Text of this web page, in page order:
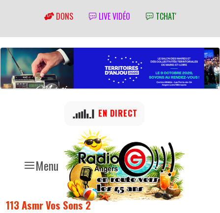
DONS LIVE VIDÉO TCHAT'
Menu
EN DIRECT
113 Asmr Vos Sons 2